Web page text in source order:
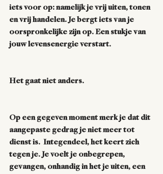
iets voor op: namelijk je vrij uiten, tonen
en vrij handelen. Je bergt iets van je
oorspronkelijke zijn op. Een stukje van
jouw levensenergie verstart.
Het gaat niet anders.
Op een gegeven moment merk je dat dit
aangepaste gedrag je niet meer tot
dienst is.  Integendeel, het keert zich
tegen je. Je voelt je onbegrepen,
gevangen, onhandig in het je uiten, een